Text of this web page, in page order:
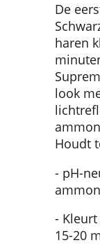
De
haren
look
Houdt
- pH-
-
15-20